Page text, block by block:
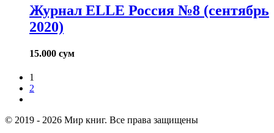
Журнал ELLE Россия №8 (сентябрь
2020)
15.000 сум
1
2
© 2019 - 2026 Мир книг. Все права защищены